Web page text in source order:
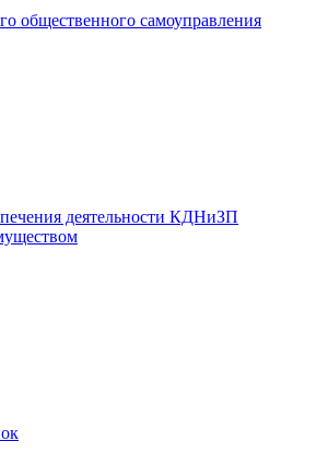
общественного самоуправления
деятельности КДНиЗП